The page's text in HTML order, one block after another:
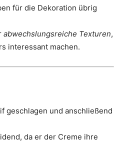
für die Dekoration übrig
abwechslungsreiche Texturen,
interessant machen.
geschlagen und anschließend
da er der Creme ihre